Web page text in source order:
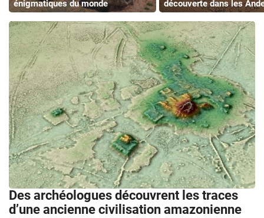
énigmatiques du monde
découverte dans les
Des archéologues découvrent les traces
d’une ancienne civilisation amazonienne